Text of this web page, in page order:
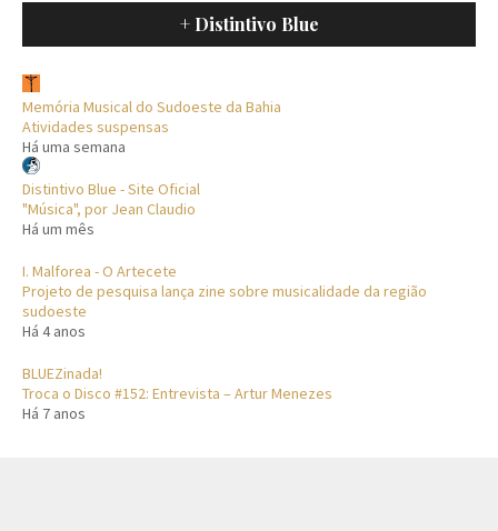
+ Distintivo Blue
Memória Musical do Sudoeste da Bahia
Atividades suspensas
Há uma semana
Distintivo Blue - Site Oficial
"Música", por Jean Claudio
Há um mês
I. Malforea - O Artecete
Projeto de pesquisa lança zine sobre musicalidade da região
sudoeste
Há 4 anos
BLUEZinada!
Troca o Disco #152: Entrevista – Artur Menezes
Há 7 anos